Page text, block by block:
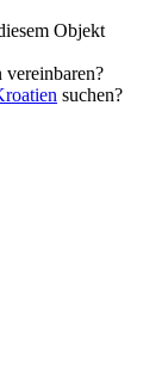
Objekt
vereinbaren?
suchen?